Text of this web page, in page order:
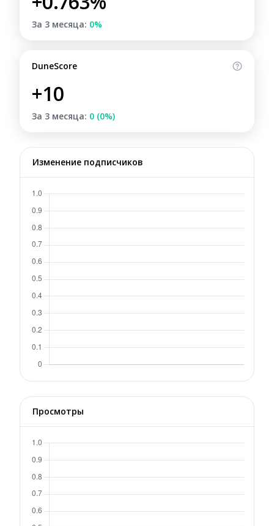
За 3 месяца: 0%
DuneScore
+10
За 3 месяца: 0 (0%)
Изменение подписчиков
Просмотры